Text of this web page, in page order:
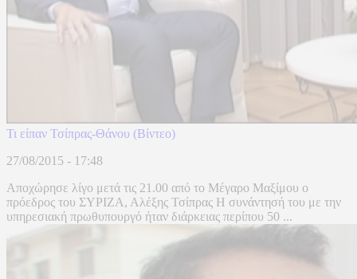
Τι είπαν Τσίπρας-Θάνου (Βίντεο)
27/08/2015 - 17:48
Αποχώρησε λίγο μετά τις 21.00 από το Μέγαρο Μαξίμου ο
πρόεδρος του ΣΥΡΙΖΑ, Αλέξης Τσίπρας Η συνάντησή του με την
υπηρεσιακή πρωθυπουργό ήταν διάρκειας περίπου 50 ...